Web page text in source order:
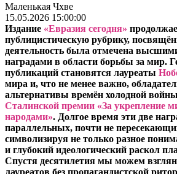
Маленькая Чхве
15.05.2026 15:00:00
Издание «Евразия сегодня»
публицистическую рубрику,
деятельность была отмечена
наградами в области борьбы за мир.
публикаций становятся лауреаты
мира и, что не менее важно,
альтернативы времён холодной
Сталинской премии «За укрепление
народами». Долгое время эти две
параллельных, почти не
символизируя не только разное
и глубокий идеологический раскол
Спустя десятилетия мы можем
лауреатов без пропагандистской